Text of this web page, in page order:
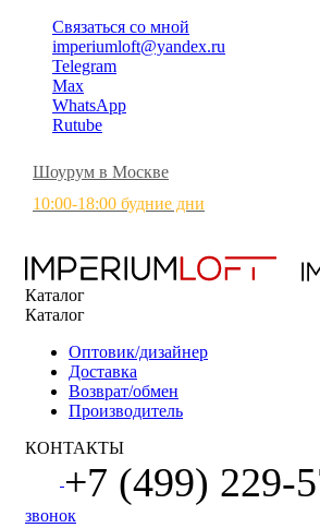
Связаться со мной
imperiumloft@yandex.ru
Telegram
Max
WhatsApp
Rutube
Шоурум в Москве
10:00-18:00 будние дни
Каталог
Каталог
Оптовик/дизайнер
Доставка
Возврат/обмен
Производитель
КОНТАКТЫ
+7 (499) 229-
звонок